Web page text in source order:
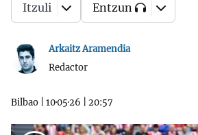
Arkaitz Aramendia
Redactor
Bilbao 10·05·26 20:57
Itzuli Entzun